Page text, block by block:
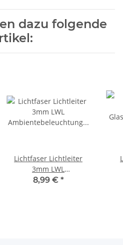
dazu folgende
Lichtfaser Lichtleiter
3mm LWL
Ambientebeleuchtung
8,99 € *